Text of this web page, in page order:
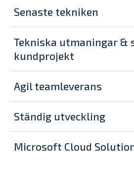
Senaste tekniken
Tekniska utmaningar &
kundprojekt
Agil teamleverans
Ständig utveckling
Microsoft Cloud